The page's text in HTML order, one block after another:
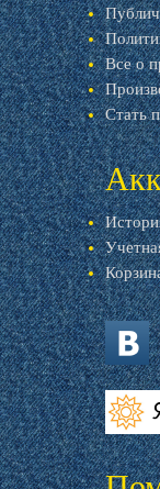
Все о
Стать
vk.com